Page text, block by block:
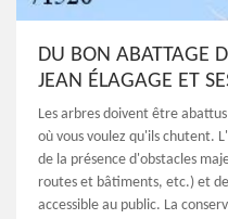
DU BON ABATTAGE
JEAN ÉLAGAGE ET
Les arbres doivent être
où vous voulez qu'ils chutent.
de la présence d'obstacles
routes et bâtiments, etc.) et
accessible au public. La